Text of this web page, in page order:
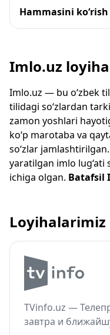
Hammasini ko‘rish
Imlo.uz
Imlo.uz — bu o‘zbek
tilidagi so‘zlardan
zamon yoshlari
ko‘p marotaba va
so‘zlar
yaratilgan imlo lug‘ati
ichiga olgan. Batafsil
Loyihalarimiz
TVinfo.uz —
завтра и